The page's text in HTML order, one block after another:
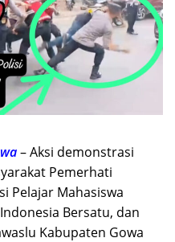
– Aksi demonstrasi
Pemerhati
Pelajar Mahasiswa
Bersatu, dan
Kabupaten Gowa